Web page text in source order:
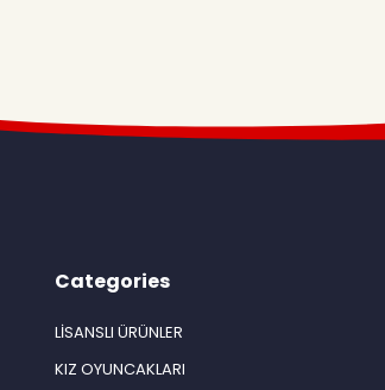
Categories
LİSANSLI ÜRÜNLER
KIZ OYUNCAKLARI